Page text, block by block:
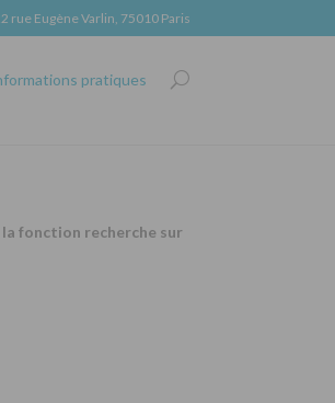
rue Eugène Varlin, 75010 Paris
pratiques
la fonction recherche sur